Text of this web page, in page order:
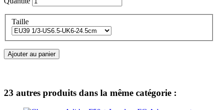
Taille
Ajouter au panier
23 autres produits dans la même catégorie :